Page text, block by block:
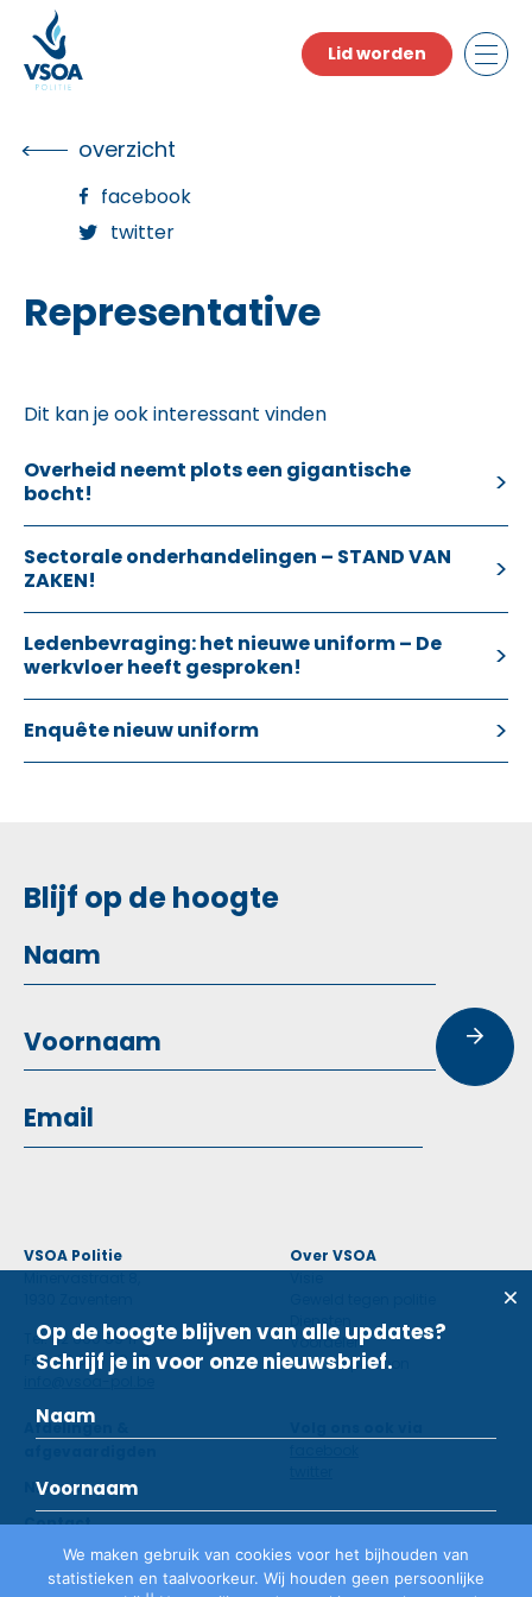
the
content
Lid worden
overzicht
facebook
twitter
Representative
Dit kan je ook interessant vinden
Overheid neemt plots een gigantische
bocht!
Sectorale onderhandelingen – STAND VAN
ZAKEN!
Ledenbevraging: het nieuwe uniform – De
werkvloer heeft gesproken!
Enquête nieuw uniform
We maken gebruik van cookies voor het bijhouden van
statistieken en taalvoorkeur. Wij houden geen persoonlijke
Blijf op de hoogte
VSOA Politie
Tel: 02 660 59 11
Fax: 02 660 50 97
info@vsoa-pol.be
Over VSOA
Diensten
Voordelen
Contactpersoon
Afdelingen &
Nieuws
Contact
Lid worden
Op de hoogte blijven van alle updates?
Schrijf je in voor onze nieuwsbrief.